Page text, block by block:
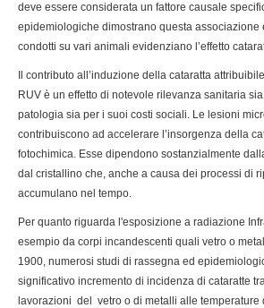
deve essere considerata un fattore causale
epidemiologiche dimostrano questa associazione
condotti su vari animali evidenziano l’effetto
Il contributo all’induzione della cataratta
RUV è un effetto di notevole rilevanza sanitaria
patologia sia per i suoi costi sociali. Le lesioni
contribuiscono ad accelerare l’insorgenza della
fotochimica. Esse dipendono sostanzialmente
dal cristallino che, anche a causa dei processi di
accumulano nel tempo.
Per quanto riguarda l'esposizione a radiazione
esempio da corpi incandescenti quali vetro o
1900, numerosi studi di rassegna ed
significativo incremento di incidenza di cataratte
lavorazioni del vetro o di metalli alle temperature